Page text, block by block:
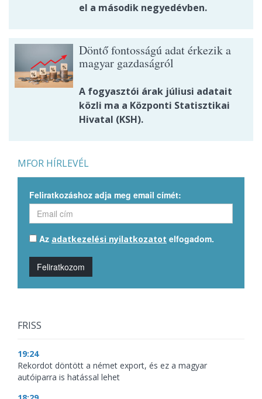
el a második negyedévben.
Döntő fontosságú adat érkezik a
magyar gazdaságról
A fogyasztói árak júliusi adatait
közli ma a Központi Statisztikai
Hivatal (KSH).
MFOR HÍRLEVÉL
Feliratkozáshoz adja meg email címét:
Az adatkezelési nyilatkozatot elfogadom.
Feliratkozom
FRISS
19:24
Rekordot döntött a német export, és ez a magyar
autóiparra is hatással lehet